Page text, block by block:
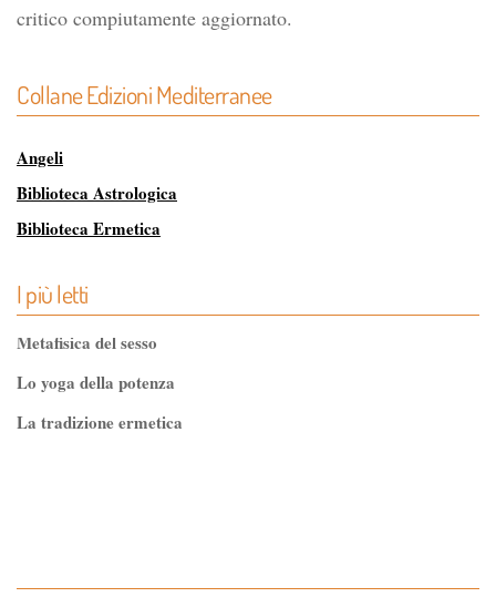
critico compiutamente aggiornato.
Collane Edizioni Mediterranee
Angeli
Biblioteca Astrologica
Biblioteca Ermetica
Biblioteca dei Misteri
Classici dell'Occulto
L'Opera Segreta
I più letti
Metafisica del sesso
Lo yoga della potenza
La tradizione ermetica